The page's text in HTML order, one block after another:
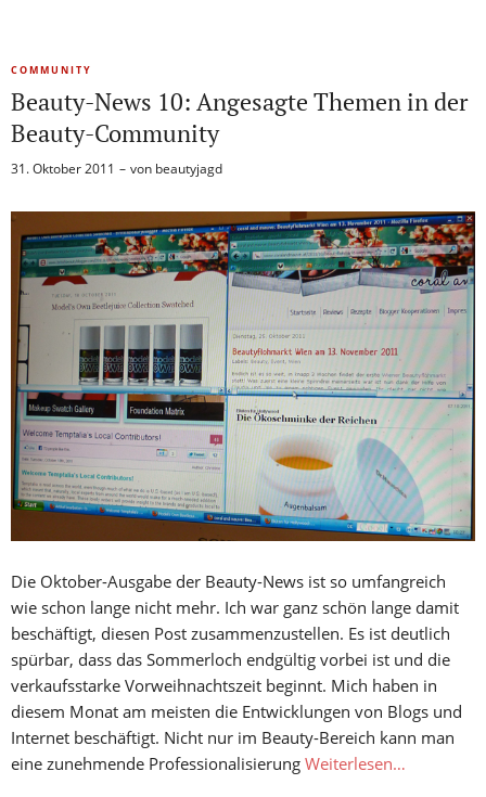
COMMUNITY
Beauty-News 10: Angesagte Themen in der
Beauty-Community
31. Oktober 2011 von beautyjagd
Die Oktober-Ausgabe der Beauty-News ist so umfangreich
wie schon lange nicht mehr. Ich war ganz schön lange damit
beschäftigt, diesen Post zusammenzustellen. Es ist deutlich
spürbar, dass das Sommerloch endgültig vorbei ist und die
verkaufsstarke Vorweihnachtszeit beginnt. Mich haben in
diesem Monat am meisten die Entwicklungen von Blogs und
Internet beschäftigt. Nicht nur im Beauty-Bereich kann man
eine zunehmende Professionalisierung Weiterlesen…